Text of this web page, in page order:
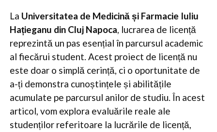
La Universitatea de Medicină și Farmacie Iuliu
Hațieganu din Cluj Napoca, lucrarea de licență
reprezintă un pas esențial în parcursul academic
al fiecărui student. Acest proiect de licență nu
este doar o simplă cerință, ci o oportunitate de
a-ți demonstra cunoștințele și abilitățile
acumulate pe parcursul anilor de studiu. În acest
articol, vom explora evaluările reale ale
studenților referitoare la lucrările de licență,